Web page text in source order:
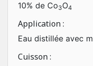
10% de Co3O4
Application :
Eau distillée avec
Cuisson :